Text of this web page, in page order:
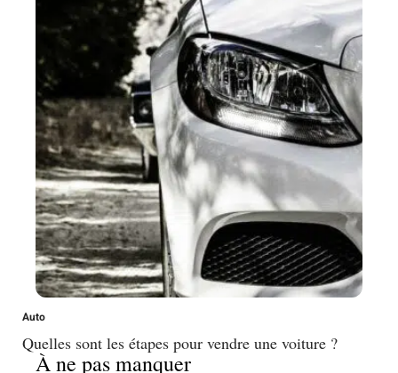
Auto
Quelles sont les étapes pour vendre une voiture ?
À ne pas manquer